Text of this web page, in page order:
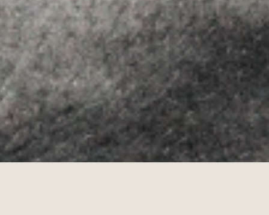
Allyon — Barcelona, Spain
Copyrights © 2026 LEGAL NOTICE·
COOKIES POLICY·PRIVACY POLICY ·